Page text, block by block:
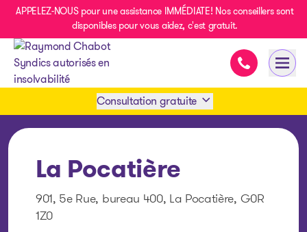
APPELEZ-NOUS pour une assistance IMMÉDIATE! Nos conseillers sont
disponibles pour vous aidez, c'est gratuit.
Assistance
Consultation gratuite
La Pocatière
901, 5e Rue, bureau 400, La Pocatière, G0R
1Z0